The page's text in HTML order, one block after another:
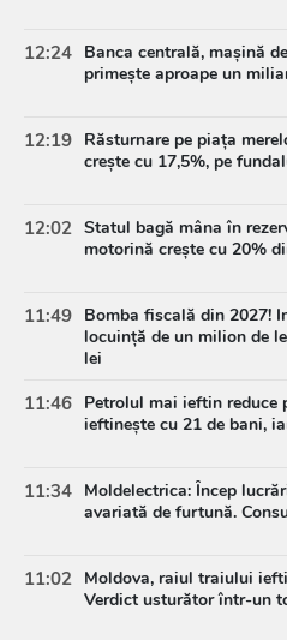
12:24 Banca centrală, mașină
primește aproape un
12:19 Răsturnare pe piața
crește cu 17,5%, pe
12:02 Statul bagă mâna în
motorină crește cu 20%
11:49 Bomba fiscală din 2027!
locuință de un milion de
lei
11:46 Petrolul mai ieftin reduce
ieftinește cu 21 de bani,
11:34 Moldelectrica: Încep
avariată de furtună.
11:02 Moldova, raiul traiului
Verdict usturător într-un